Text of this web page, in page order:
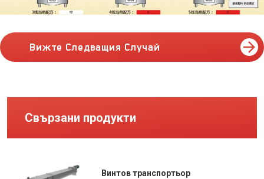
Вижте Следващия Случай
Свързани продукти
Винтов транспортьор